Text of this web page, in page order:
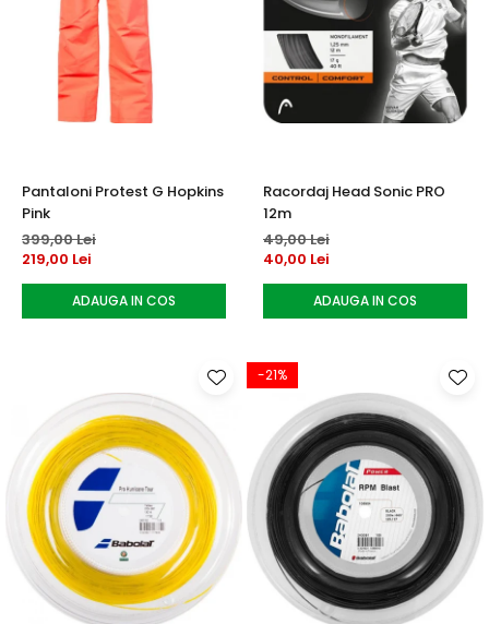
Pantaloni Protest G Hopkins
Pink
399,00 Lei
219,00 Lei
ADAUGA IN COS
Racordaj Head Sonic PRO
12m
49,00 Lei
40,00 Lei
ADAUGA IN COS
-21%